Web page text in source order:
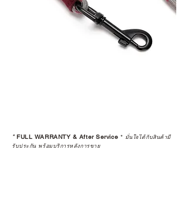
*FULL WARRANTY & After Service * มั่นใจได้กับสินค้ามี
รับประกัน พร้อมบริการหลังการขาย